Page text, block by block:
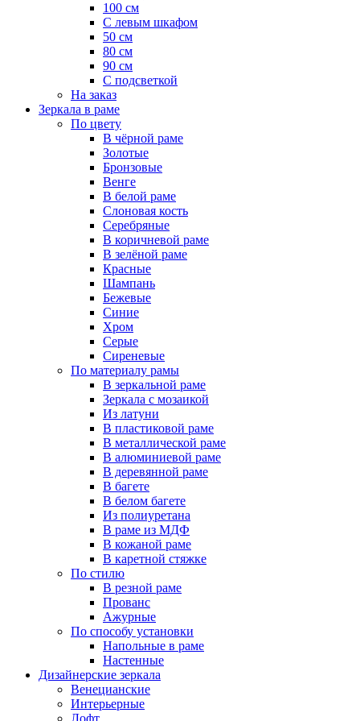
100 см
С левым шкафом
50 см
80 см
90 см
С подсветкой
На заказ
Зеркала в раме
По цвету
В чёрной раме
Золотые
Бронзовые
Венге
В белой раме
Слоновая кость
Серебряные
В коричневой раме
В зелёной раме
Красные
Шампань
Бежевые
Синие
Хром
Серые
Сиреневые
По материалу рамы
В зеркальной раме
Зеркала с мозаикой
Из латуни
В пластиковой раме
В металлической раме
В алюминиевой раме
В деревянной раме
В багете
В белом багете
Из полиуретана
В раме из МДФ
В кожаной раме
В каретной стяжке
По стилю
В резной раме
Прованс
Ажурные
По способу установки
Напольные в раме
Настенные
Дизайнерские зеркала
Венецианские
Интерьерные
Лофт